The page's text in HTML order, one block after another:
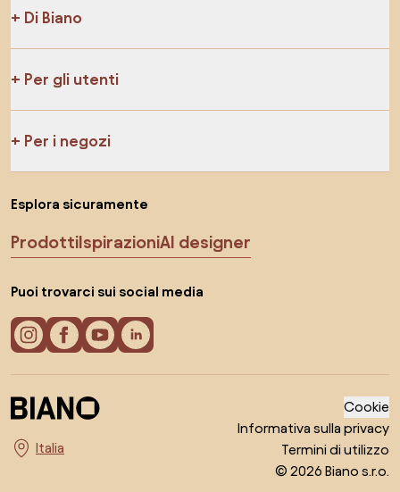
Di Biano
Per gli utenti
Per i negozi
Esplora sicuramente
ProdottiIspirazioniAI designer
Puoi trovarci sui social media
Seleziona il paese
Cookie
Informativa sulla privacy
Termini di utilizzo
© 2026 Biano s.r.o.